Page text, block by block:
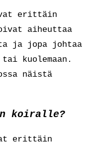
erittäin
aiheuttaa
ja jopa johtaa
kuolemaan.
näistä
koiralle?
erittäin